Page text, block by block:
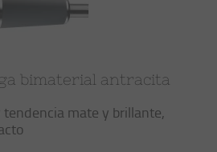
bimaterial antracita
mate y brillante,